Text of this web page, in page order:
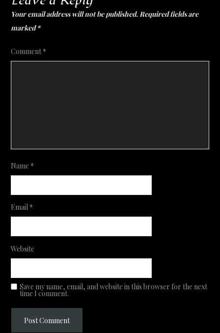
Your email address will not be published.Required fields are
marked*
Comment*
Name *
Email *
Website
Save my name, email, and website in this browser for the next
time I comment.